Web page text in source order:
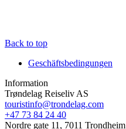
Back to top
Geschäftsbedingungen
Information
Trøndelag Reiseliv AS
touristinfo@trondelag.com
+47 73 84 24 40
Nordre gate 11, 7011 Trondheim